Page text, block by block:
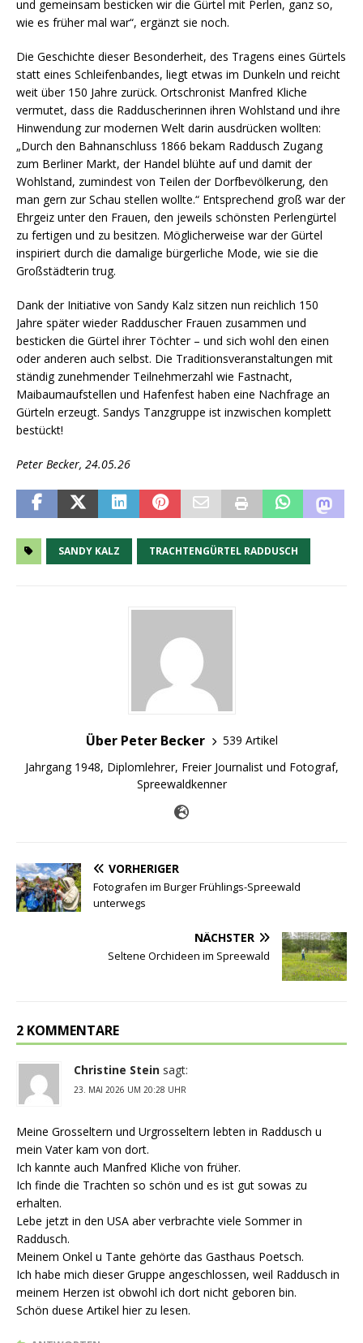
und gemeinsam besticken wir die Gürtel mit Perlen, ganz so,
wie es früher mal war“, ergänzt sie noch.
Die Geschichte dieser Besonderheit, des Tragens eines Gürtels
statt eines Schleifenbandes, liegt etwas im Dunkeln und reicht
weit über 150 Jahre zurück. Ortschronist Manfred Kliche
vermutet, dass die Radduscherinnen ihren Wohlstand und ihre
Hinwendung zur modernen Welt darin ausdrücken wollten:
„Durch den Bahnanschluss 1866 bekam Raddusch Zugang
zum Berliner Markt, der Handel blühte auf und damit der
Wohlstand, zumindest von Teilen der Dorfbevölkerung, den
man gern zur Schau stellen wollte.“ Entsprechend groß war der
Ehrgeiz unter den Frauen, den jeweils schönsten Perlengürtel
zu fertigen und zu besitzen. Möglicherweise war der Gürtel
inspiriert durch die damalige bürgerliche Mode, wie sie die
Großstädterin trug.
Dank der Initiative von Sandy Kalz sitzen nun reichlich 150
Jahre später wieder Radduscher Frauen zusammen und
besticken die Gürtel ihrer Töchter – und sich wohl den einen
oder anderen auch selbst. Die Traditionsveranstaltungen mit
ständig zunehmender Teilnehmerzahl wie Fastnacht,
Maibaumaufstellen und Hafenfest haben eine Nachfrage an
Gürteln erzeugt. Sandys Tanzgruppe ist inzwischen komplett
bestückt!
Peter Becker, 24.05.26
SANDY KALZ TRACHTENGÜRTEL RADDUSCH
Über Peter Becker
539 Artikel
Jahrgang 1948, Diplomlehrer, Freier Journalist und Fotograf,
Spreewaldkenner
VORHERIGER
Fotografen im Burger Frühlings-Spreewald
unterwegs
NÄCHSTER
Seltene Orchideen im Spreewald
2 KOMMENTARE
Christine Stein sagt:
23. MAI 2026 UM 20:28 UHR
Meine Grosseltern und Urgrosseltern lebten in Raddusch u
mein Vater kam von dort.
Ich kannte auch Manfred Kliche von früher.
Ich finde die Trachten so schön und es ist gut sowas zu
erhalten.
Lebe jetzt in den USA aber verbrachte viele Sommer in
Raddusch.
Meinem Onkel u Tante gehörte das Gasthaus Poetsch.
Ich habe mich dieser Gruppe angeschlossen, weil Raddusch in
meinem Herzen ist obwohl ich dort nicht geboren bin.
Schön duese Artikel hier zu lesen.